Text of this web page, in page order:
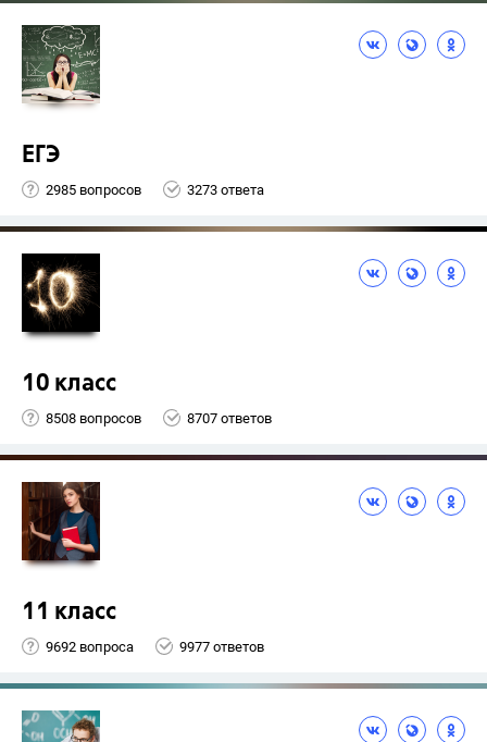
ЕГЭ
2985 вопросов 3273 ответа
10 класс
8508 вопросов 8707 ответов
11 класс
9692 вопроса 9977 ответов